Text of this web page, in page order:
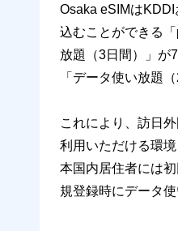
Osaka eSIMは
込むことができる
放題（3日間）」が
「データ使い放題
これにより、訪日
利用いただける環
本国内居住者には
規登録時にデータ